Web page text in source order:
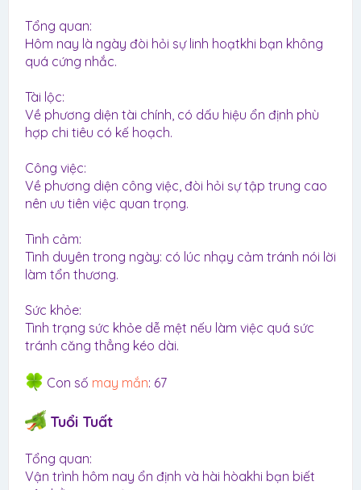
Tổng quan:
Hôm nay là ngày đòi hỏi sự linh hoạtkhi bạn không
quá cứng nhắc.
Tài lộc:
Về phương diện tài chính, có dấu hiệu ổn định phù
hợp chi tiêu có kế hoạch.
Công việc:
Về phương diện công việc, đòi hỏi sự tập trung cao
nên ưu tiên việc quan trọng.
Tình cảm:
Tình duyên trong ngày: có lúc nhạy cảm tránh nói lời
làm tổn thương.
Sức khỏe:
Tình trạng sức khỏe dễ mệt nếu làm việc quá sức
tránh căng thẳng kéo dài.
Con số may mắn: 67
Tuổi Tuất
Tổng quan:
Vận trình hôm nay ổn định và hài hòakhi bạn biết